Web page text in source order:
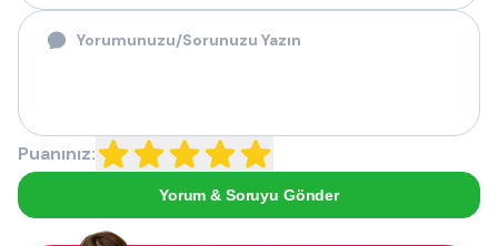
Puanınız:
Yorum & Soruyu Gönder